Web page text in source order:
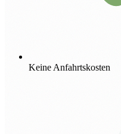
Keine Anfahrtskosten